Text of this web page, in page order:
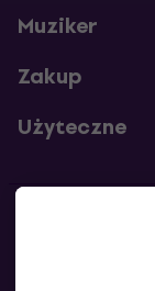
Muziker
Zakup
Użyteczne